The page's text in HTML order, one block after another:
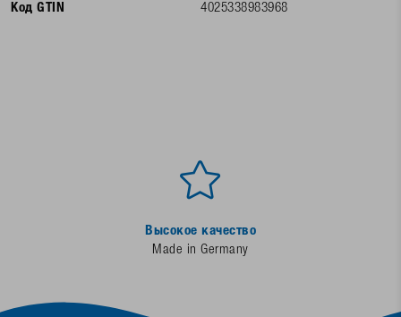
Код GTIN
4025338983968
Высокое качество
Made in Germany